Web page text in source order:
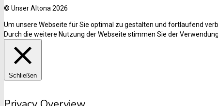
© Unser Altona 2026
Um unsere Webseite für Sie optimal zu gestalten und fortlaufend
Durch die weitere Nutzung der Webseite stimmen Sie der
Schließen